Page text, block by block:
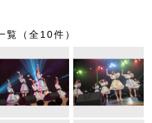
覧（全10件）